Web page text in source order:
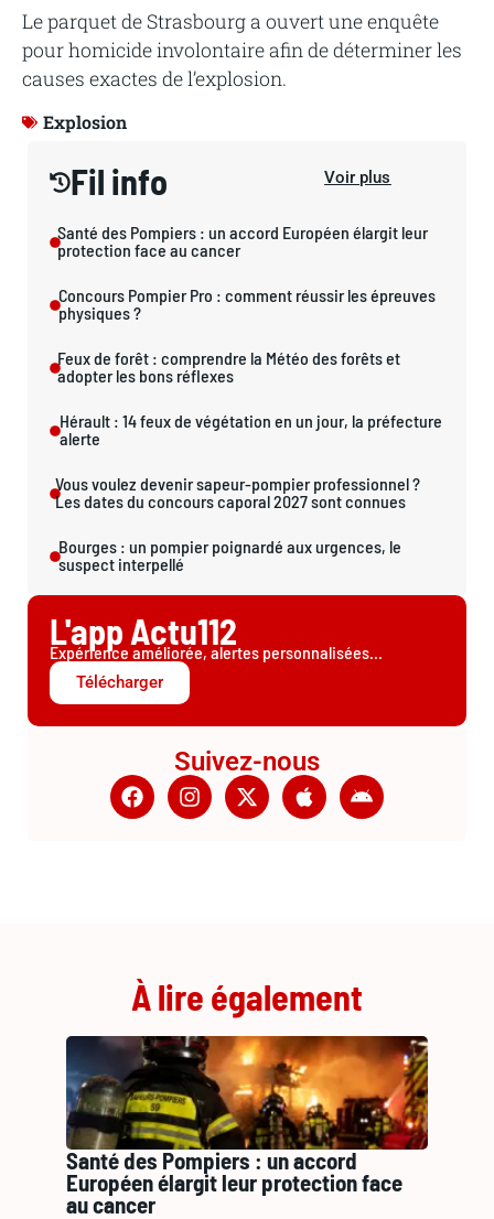
Le parquet de Strasbourg a ouvert une enquête
pour homicide involontaire afin de déterminer les
causes exactes de l’explosion.
Explosion
Fil info Voir plus
Santé des Pompiers : un accord Européen élargit leur
protection face au cancer
Concours Pompier Pro : comment réussir les épreuves
physiques ?
Feux de forêt : comprendre la Météo des forêts et
adopter les bons réflexes
Hérault : 14 feux de végétation en un jour, la préfecture
alerte
Vous voulez devenir sapeur-pompier professionnel ?
Les dates du concours caporal 2027 sont connues
Bourges : un pompier poignardé aux urgences, le
suspect interpellé
L'app Actu112
Expérience améliorée, alertes personnalisées...
Télécharger
Suivez-nous
À lire également
Santé des Pompiers : un accord
Européen élargit leur protection face
au cancer